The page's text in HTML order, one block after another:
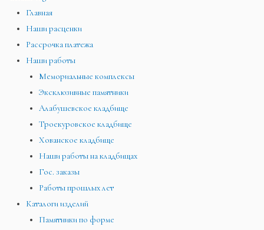
Главная
Наши расценки
Рассрочка платежа
Наши работы
Мемориальные комплексы
Эксклюзивные памятники
Алабушевское кладбище
Троекуровское кладбище
Хованское кладбище
Наши работы на кладбищах
Гос. заказы
Работы прошлых лет
Каталоги изделий
Памятники по форме